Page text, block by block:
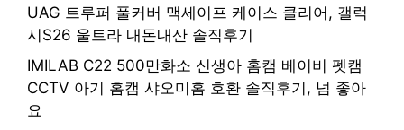
UAG 트루퍼 풀커버 맥세이프 케이스 클리어, 갤럭
시S26 울트라 내돈내산 솔직후기
IMILAB C22 500만화소 신생아 홈캠 베이비 펫캠
CCTV 아기 홈캠 샤오미홈 호환 솔직후기, 넘 좋아
요